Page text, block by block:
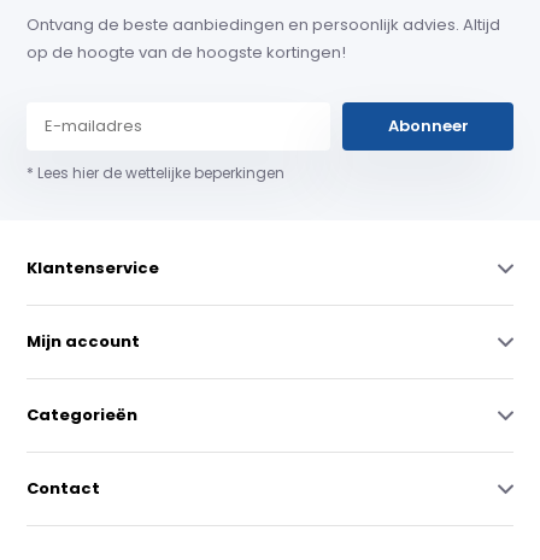
Ontvang de beste aanbiedingen en persoonlijk advies. Altijd
op de hoogte van de hoogste kortingen!
Abonneer
* Lees hier de wettelijke beperkingen
Klantenservice
Mijn account
Categorieën
Contact